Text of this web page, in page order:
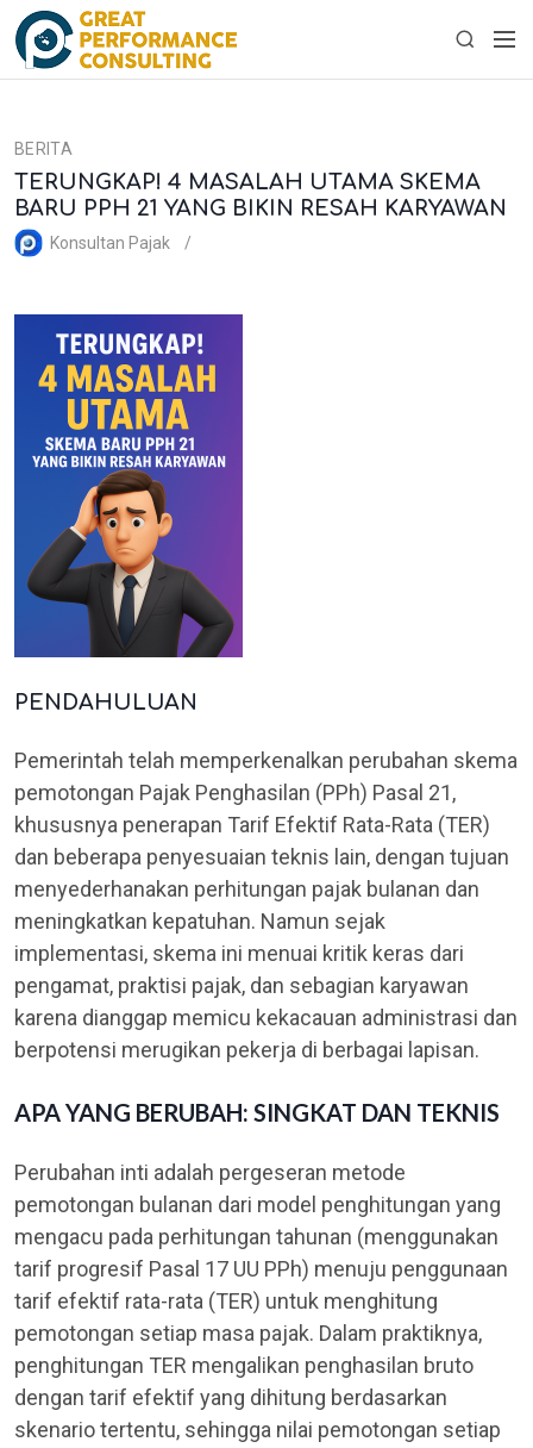
S
h
M
BERITA
TERUNGKAP! 4 MASALAH UTAMA SKEMA
BARU PPH 21 YANG BIKIN RESAH KARYAWAN
Konsultan Pajak
PENDAHULUAN
Pemerintah telah memperkenalkan perubahan skema
pemotongan Pajak Penghasilan (PPh) Pasal 21,
khususnya penerapan Tarif Efektif Rata-Rata (TER)
dan beberapa penyesuaian teknis lain, dengan tujuan
menyederhanakan perhitungan pajak bulanan dan
meningkatkan kepatuhan. Namun sejak
implementasi, skema ini menuai kritik keras dari
pengamat, praktisi pajak, dan sebagian karyawan
karena dianggap memicu kekacauan administrasi dan
berpotensi merugikan pekerja di berbagai lapisan.
APA YANG BERUBAH: SINGKAT DAN TEKNIS
Perubahan inti adalah pergeseran metode
pemotongan bulanan dari model penghitungan yang
mengacu pada perhitungan tahunan (menggunakan
tarif progresif Pasal 17 UU PPh) menuju penggunaan
tarif efektif rata-rata (TER) untuk menghitung
pemotongan setiap masa pajak. Dalam praktiknya,
penghitungan TER mengalikan penghasilan bruto
dengan tarif efektif yang dihitung berdasarkan
skenario tertentu, sehingga nilai pemotongan setiap